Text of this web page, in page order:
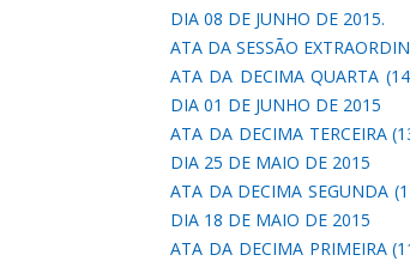
DIA 08 DE JUNHO DE 2015.
ATA DA SESSÃO
ATA DA DECIMA QUARTA
DIA 01 DE JUNHO DE 2015
ATA DA DECIMA TERCEIRA
DIA 25 DE MAIO DE 2015
ATA DA DECIMA SEGUNDA
DIA 18 DE MAIO DE 2015
ATA DA DECIMA PRIMEIRA